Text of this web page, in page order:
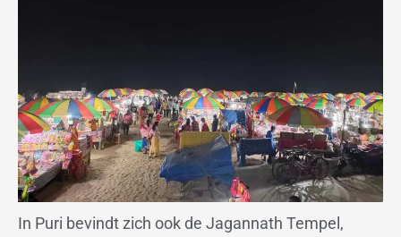
In Puri bevindt zich ook de Jagannath Tempel,